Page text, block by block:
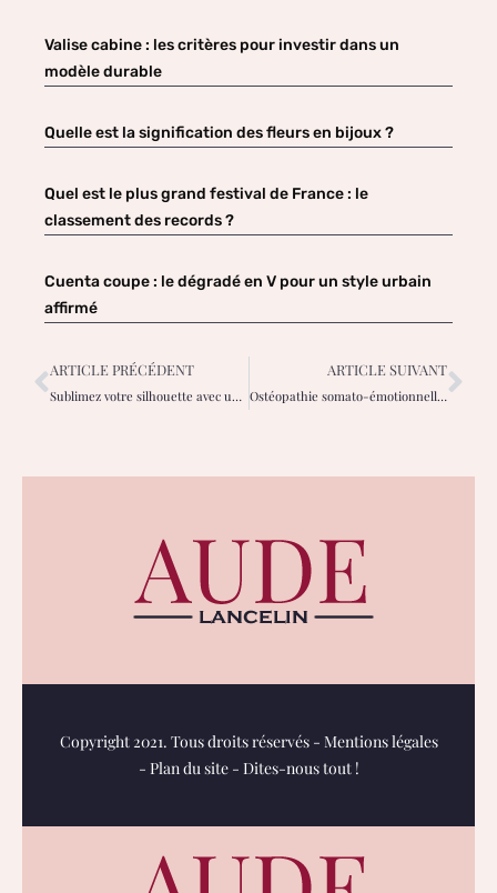
Valise cabine : les critères pour investir dans un
modèle durable
Quelle est la signification des fleurs en bijoux ?
Quel est le plus grand festival de France : le
classement des records ?
Cuenta coupe : le dégradé en V pour un style urbain
affirmé
ARTICLE PRÉCÉDENT
Sublimez votre silhouette avec un ensemble de lingerie grande taille adapté
ARTICLE SUIVANT
Ostéopathie somato-émotionnelle chez la femme : apaiser corps et émotions au féminin
Copyright 2021. Tous droits réservés - Mentions légales
- Plan du site- Dites-nous tout !